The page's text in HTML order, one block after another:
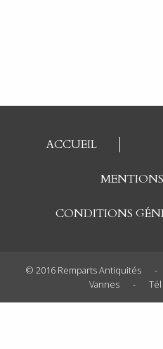
ACCUEIL
CONDITIONS
© 2016 Remparts Antiquités -
Vannes
-